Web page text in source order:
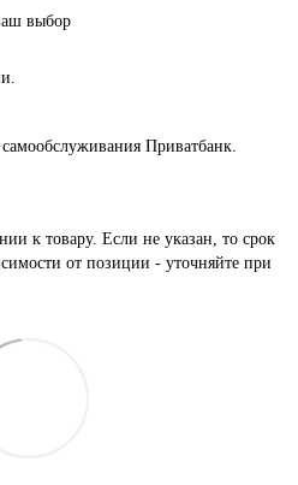
выбор
Приватбанк.
к товару. Если не указан, то срок
от позиции - уточняйте при